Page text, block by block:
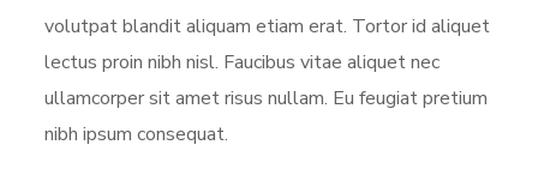
volutpat blandit aliquam etiam erat. Tortor id aliquet
lectus proin nibh nisl. Faucibus vitae aliquet nec
ullamcorper sit amet risus nullam. Eu feugiat pretium
nibh ipsum consequat.